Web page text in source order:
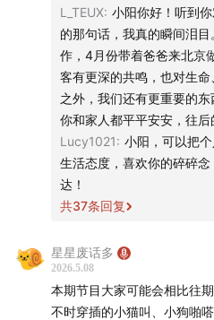
「原来坦白自己不行，
装是一个完美的人」
🟤 04 盖饭
工作让我失去了很多更
（到底是谁在做下班后还能看
来无足轻重
133:44我想对外婆说：我现在
L_TEUX: 小阳你好！听到
的那句话，我真的瞬间泪
作，4月份带着爸爸来北京
客有更深的共鸣，也对生
之外，我们还有更重要的
你和家人都平平安安，往
Lucy1021: 小阳，可以把
生活态度，喜欢你的碎碎
达！
共37条回复
星星废话多
2026.5.08
本期节目大家可能会相比往
不时穿插的小猫叫、小狗啪